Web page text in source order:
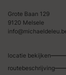
Grote Baan 129
9120 Melsele
locatie bekijken
routebeschrijving